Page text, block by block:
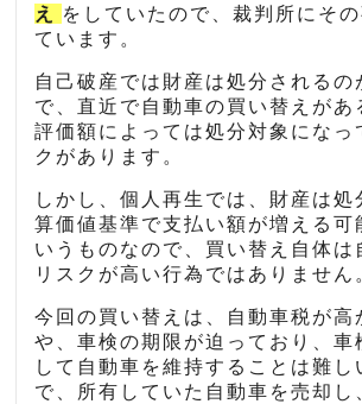
え
をしていたので、裁判所にそ
ています。
自己破産では財産は処分されるの
で、直近で自動車の買い替えがあ
評価額によっては処分対象になっ
クがあります。
しかし、個人再生では、財産は処
算価値基準で支払い額が増える可
いうものなので、買い替え自体は
リスクが高い行為ではありません
今回の買い替えは、自動車税が高
や、車検の期限が迫っており、車
して自動車を維持することは難し
で、所有していた自動車を売却し